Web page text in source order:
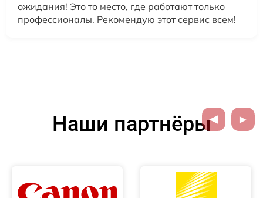
ожидания! Это то место, где работают только
профессионалы. Рекомендую этот сервис всем!
Наши партнёры